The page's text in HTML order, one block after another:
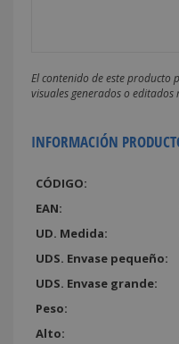
El contenido de este producto
visuales generados o
INFORMACIÓN
CÓDIGO:
EAN:
UD. Medida:
UDS. Envase pequeño:
UDS. Envase grande:
Peso:
Alto: